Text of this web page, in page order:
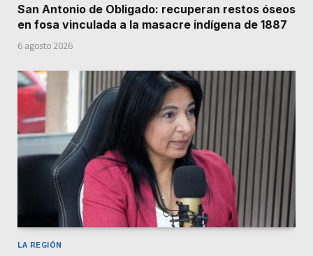
San Antonio de Obligado: recuperan restos óseos
en fosa vinculada a la masacre indígena de 1887
6 agosto 2026
LA REGIÓN